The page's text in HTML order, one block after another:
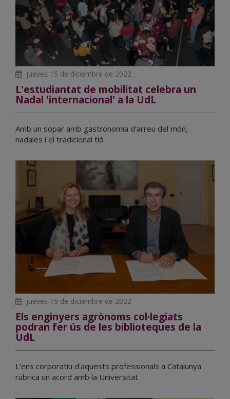
jueves 15 de diciembre de 2022
L'estudiantat de mobilitat celebra un
Nadal 'internacional' a la UdL
Amb un sopar amb gastronomia d'arreu del món,
nadales i el tradicional tió
jueves 15 de diciembre de 2022
Els enginyers agrònoms col·legiats
podran fer ús de les biblioteques de la
UdL
L'ens corporatiu d'aquests professionals a Catalunya
rubrica un acord amb la Universitat